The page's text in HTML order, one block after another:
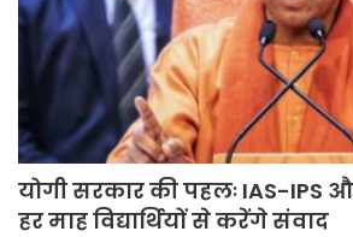
योगी सरकार की पहलः IAS-IPS
हर माह विद्यार्थियों से करेंगे संवाद